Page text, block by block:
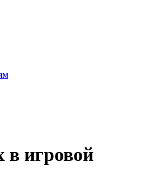
игровой